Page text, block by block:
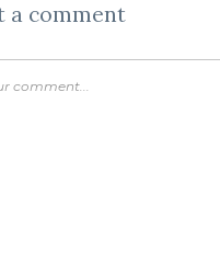
a comment